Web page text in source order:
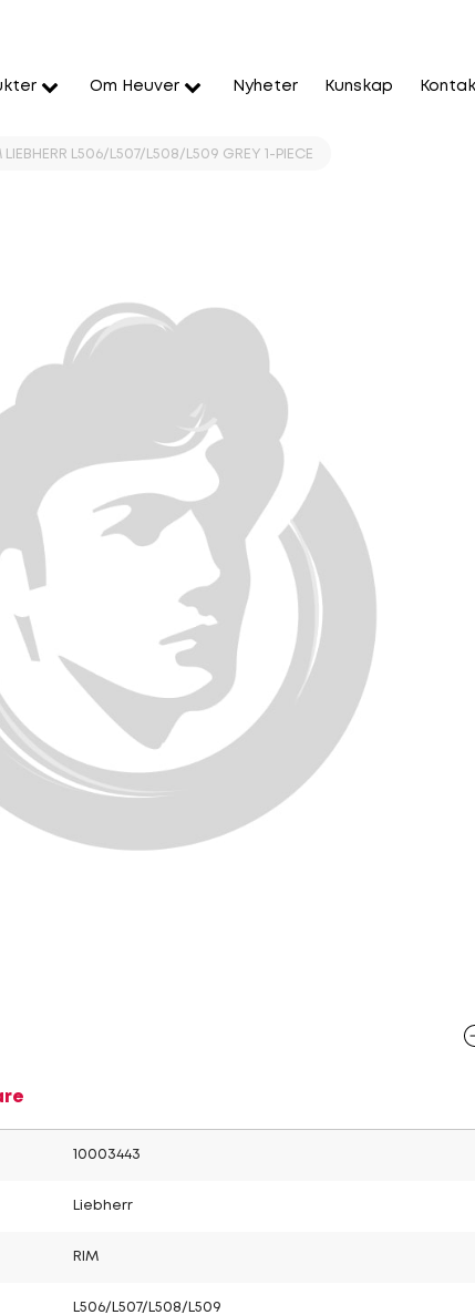
Om Heuver Nyheter Kunskap
L506/L507/L508/L509 GREY 1-PIECE
10003443
Liebherr
RIM
L506/L507/L508/L509